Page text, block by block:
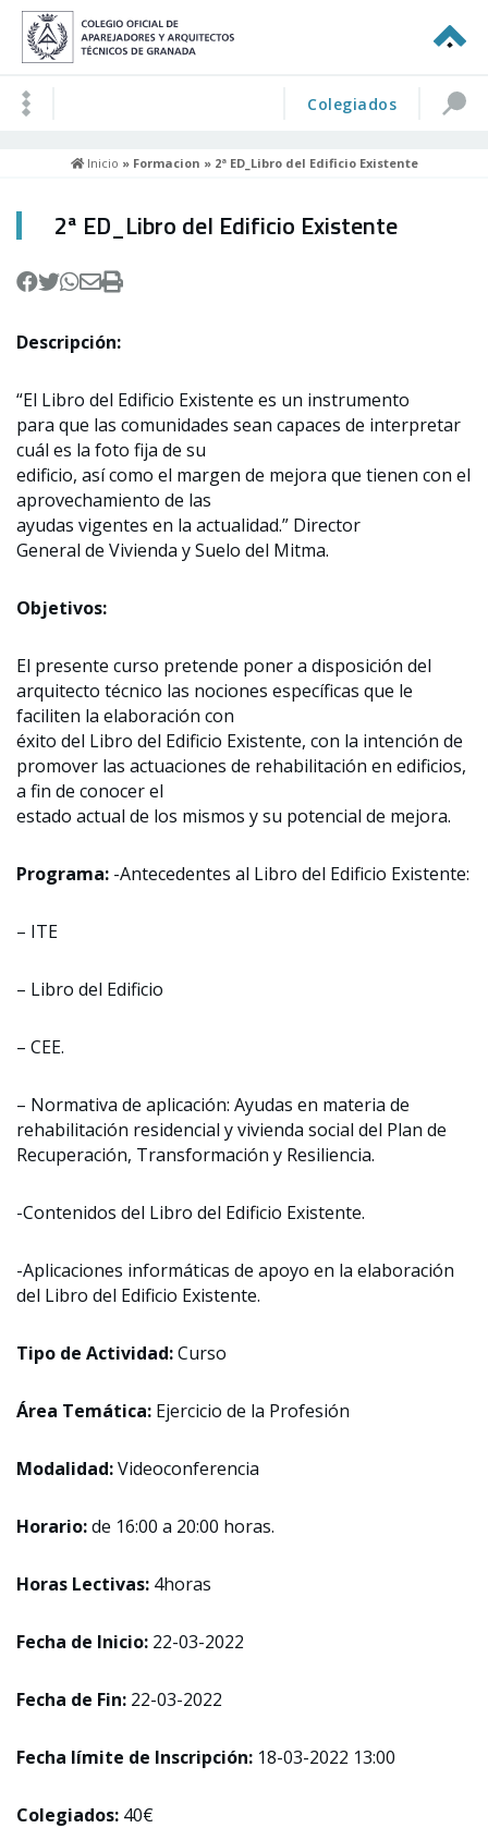
Colegiados
Inicio » Formacion » 2ª ED_Libro del Edificio Existente
2ª ED_Libro del Edificio Existente
Descripción:
“El Libro del Edificio Existente es un instrumento
para que las comunidades sean capaces de interpretar
cuál es la foto fija de su
edificio, así como el margen de mejora que tienen con el
aprovechamiento de las
ayudas vigentes en la actualidad.” Director
General de Vivienda y Suelo del Mitma.
Objetivos:
El presente curso pretende poner a disposición del
arquitecto técnico las nociones específicas que le
faciliten la elaboración con
éxito del Libro del Edificio Existente, con la intención de
promover las actuaciones de rehabilitación en edificios,
a fin de conocer el
estado actual de los mismos y su potencial de mejora.
Programa: -Antecedentes al Libro del Edificio Existente:
– ITE
– Libro del Edificio
– CEE.
– Normativa de aplicación: Ayudas en materia de
rehabilitación residencial y vivienda social del Plan de
Recuperación, Transformación y Resiliencia.
-Contenidos del Libro del Edificio Existente.
-Aplicaciones informáticas de apoyo en la elaboración
del Libro del Edificio Existente.
Tipo de Actividad:Curso
Área Temática: Ejercicio de la Profesión
Modalidad:Videoconferencia
Horario:de 16:00 a 20:00 horas.
Horas Lectivas: 4horas
Fecha de Inicio: 22-03-2022
Fecha de Fin: 22-03-2022
Fecha límite de Inscripción: 18-03-2022 13:00
Colegiados: 40€